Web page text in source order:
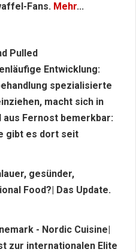
Fans. Mehr...
Pulled
Entwicklung:
spezialisierte
macht sich in
Fernost bemerkbar:
gibt es dort seit
gesünder,
Food?| Das Update.
- Nordic Cuisine|
zur internationalen Elite